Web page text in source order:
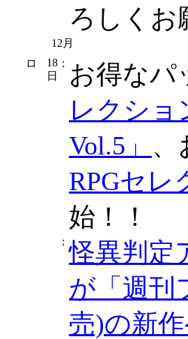
ろしくお
12月
18
日
： お得なパ
レクショ
Vol.5」 、
RPGセレ
始！！
： 怪異判定
が「週刊
売)の新